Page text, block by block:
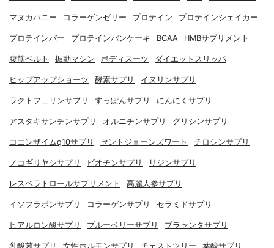
マヌカハニー コラーゲンゼリー プロテイン プロテインシェイカー
プロテインバー プロテインパンケーキ BCAA HMBサプリメント
腹筋ベルト 振動マシン ボディスーツ ダイエットスリッパ
ヒップアップショーツ 酵素サプリ イヌリンサプリ
ラクトフェリンサプリ すっぽんサプリ にんにくサプリ
アスタキサンチンサプリ オルニチンサプリ グリシンサプリ
コエンザイムq10サプリ セントジョーンズワート チロシンサプリ
ノコギリヤシサプリ ビオチンサプリ リジンサプリ
レスベラトロールサプリメント 高麗人参サプリ
イソフラボンサプリ コラーゲンサプリ セラミドサプリ
ヒアルロン酸サプリ ブルーベリーサプリ プラセンタサプリ
乳酸菌サプリ 女性ホルモンサプリ チェストツリー 葉酸サプリ